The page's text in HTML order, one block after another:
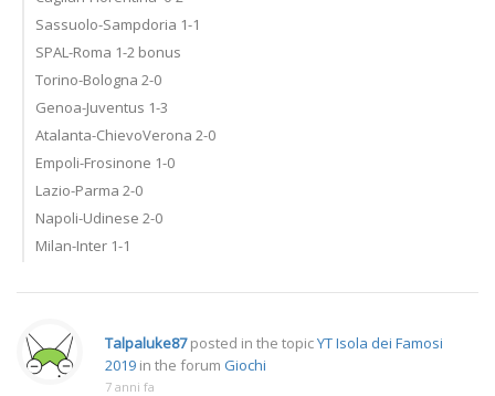
Sassuolo-Sampdoria 1-1
SPAL-Roma 1-2 bonus
Torino-Bologna 2-0
Genoa-Juventus 1-3
Atalanta-ChievoVerona 2-0
Empoli-Frosinone 1-0
Lazio-Parma 2-0
Napoli-Udinese 2-0
Milan-Inter 1-1
Talpaluke87posted in the topicYT Isola dei Famosi
2019 in the forum Giochi
7 anni fa